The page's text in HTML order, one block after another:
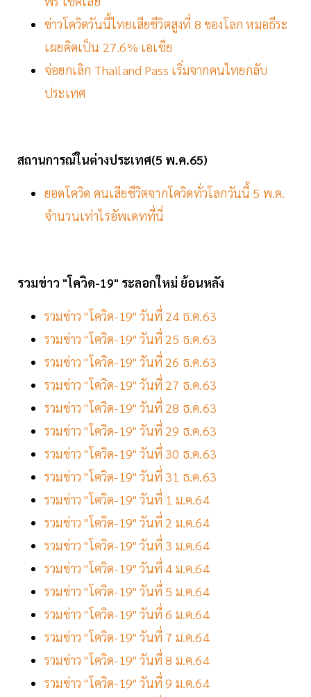
ข่าวโควิดวันนี้ไทยเสียชีวิตสูงที่ 8 ของโลก หมอธีระ
เผยคิดเป็น 27.6% เอเชีย
จ่อยกเลิก Thailand Pass เริ่มจากคนไทยกลับ
ประเทศ
สถานการณ์ในต่างประเทศ(5 พ.ค.65)
ยอดโควิด คนเสียชีวิตจากโควิดทั่วโลกวันนี้ 5 พ.ค.
จำนวนเท่าไรอัพเดทที่นี่
รวมข่าว "โควิด-19" ระลอกใหม่ ย้อนหลัง
รวมข่าว "โควิด-19" วันที่ 24 ธ.ค.63
รวมข่าว "โควิด-19" วันที่ 25 ธ.ค.63
รวมข่าว "โควิด-19" วันที่ 26 ธ.ค.63
รวมข่าว "โควิด-19" วันที่ 27 ธ.ค.63
รวมข่าว "โควิด-19" วันที่ 28 ธ.ค.63
รวมข่าว "โควิด-19" วันที่ 29 ธ.ค.63
รวมข่าว "โควิด-19" วันที่ 30 ธ.ค.63
รวมข่าว "โควิด-19" วันที่ 31 ธ.ค.63
รวมข่าว "โควิด-19" วันที่ 1 ม.ค.64
รวมข่าว "โควิด-19" วันที่ 2 ม.ค.64
รวมข่าว "โควิด-19" วันที่ 3 ม.ค.64
รวมข่าว "โควิด-19" วันที่ 4 ม.ค.64
รวมข่าว "โควิด-19" วันที่ 5 ม.ค.64
รวมข่าว "โควิด-19" วันที่ 6 ม.ค.64
รวมข่าว "โควิด-19" วันที่ 7 ม.ค.64
รวมข่าว "โควิด-19" วันที่ 8 ม.ค.64
รวมข่าว "โควิด-19" วันที่ 9 ม.ค.64